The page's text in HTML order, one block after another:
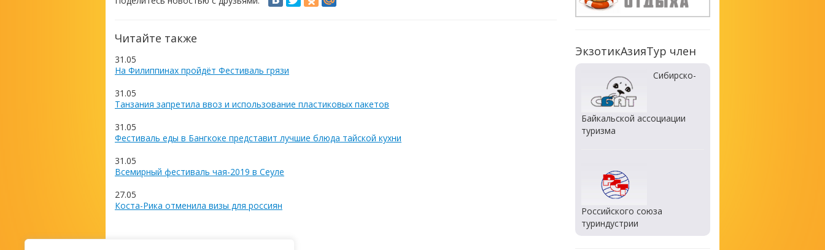
Читайте также
31.05
На Филиппинах пройдёт Фестиваль грязи
31.05
Танзания запретила ввоз и использование пластиковых пакетов
31.05
Фестиваль еды в Бангкоке представит лучшие блюда тайской кухни
31.05
Всемирный фестиваль чая-2019 в Сеуле
27.05
Коста-Рика отменила визы для россиян
ЭкзотикАзияТур член
Сибирско-
Байкальской ассоциации
туризма
Российского союза
туриндустрии